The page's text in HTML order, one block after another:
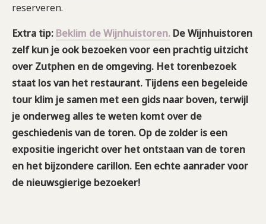
reserveren.
Extra tip: Beklim de Wijnhuistoren. De Wijnhuistoren
zelf kun je ook bezoeken voor een prachtig uitzicht
over Zutphen en de omgeving. Het torenbezoek
staat los van het restaurant. Tijdens een begeleide
tour klim je samen met een gids naar boven, terwijl
je onderweg alles te weten komt over de
geschiedenis van de toren. Op de zolder is een
expositie ingericht over het ontstaan van de toren
en het bijzondere carillon. Een echte aanrader voor
de nieuwsgierige bezoeker!